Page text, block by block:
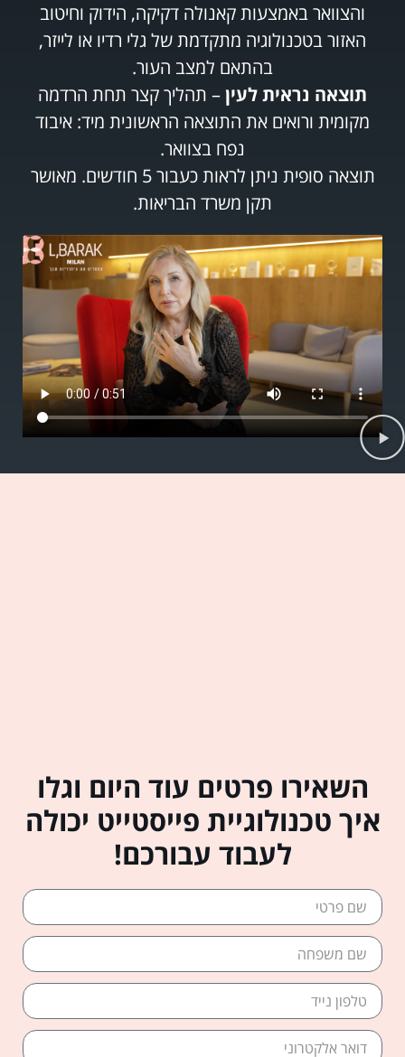
והצוואר באמצעות קאנולה דקיקה, הידוק וחיטוב
האזור בטכנולוגיה מתקדמת של גלי רדיו או לייזר,
בהתאם למצב העור.
תוצאה נראית לעין– תהליך קצר תחת הרדמה
מקומית ורואים את התוצאה הראשונית מיד: איבוד
נפח בצוואר.
תוצאה סופית ניתן לראות כעבור 5 חודשים. מאושר
תקן משרד הבריאות.
השאירו פרטים עוד היום וגלו
איך טכנולוגיית פייסטייט יכולה
לעבוד עבורכם!